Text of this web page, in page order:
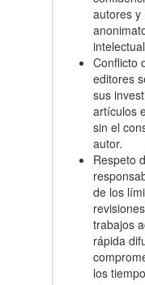
autores y
Conflicto
editores
sus
artículos
sin el
autor.
Respeto
de los
trabajos
rápida
los